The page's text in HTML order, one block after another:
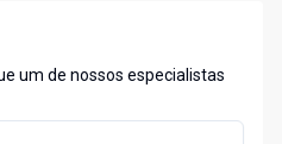
um de nossos especialistas